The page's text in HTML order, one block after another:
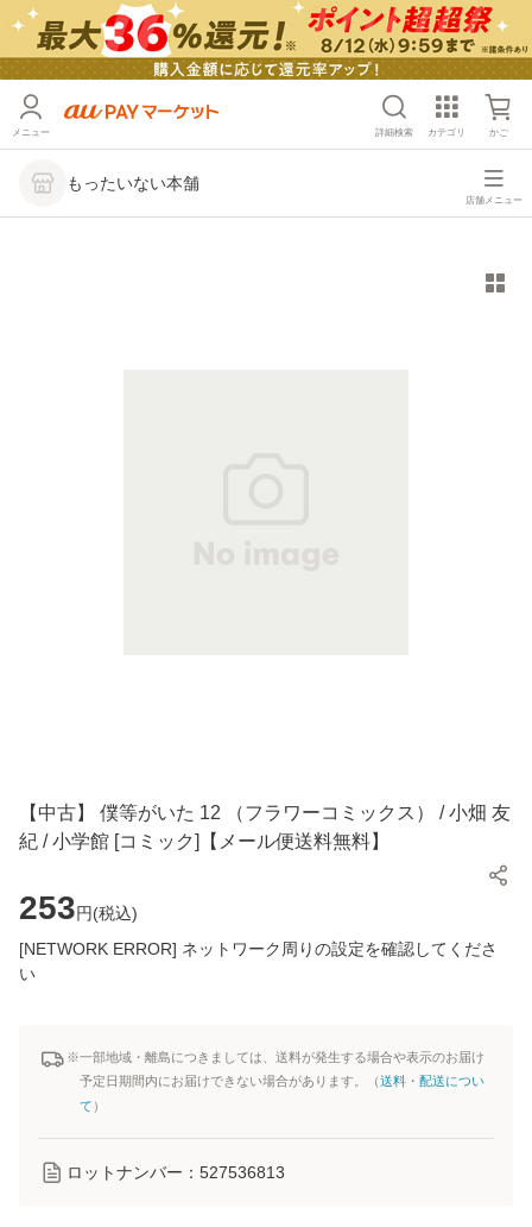
メニュー 詳細検索 カテゴリ かご
もったいない本舗
店舗メニュー
【中古】 僕等がいた 12 （フラワーコミックス） / 小畑 友
紀 / 小学館 [コミック]【メール便送料無料】
253円(税込)
[NETWORK ERROR] ネットワーク周りの設定を確認してくださ
い
※一部地域・離島につきましては、送料が発生する場合や表示のお届け
予定日期間内にお届けできない場合があります。（送料・配送につい
て ）
ロットナンバー： 527536813